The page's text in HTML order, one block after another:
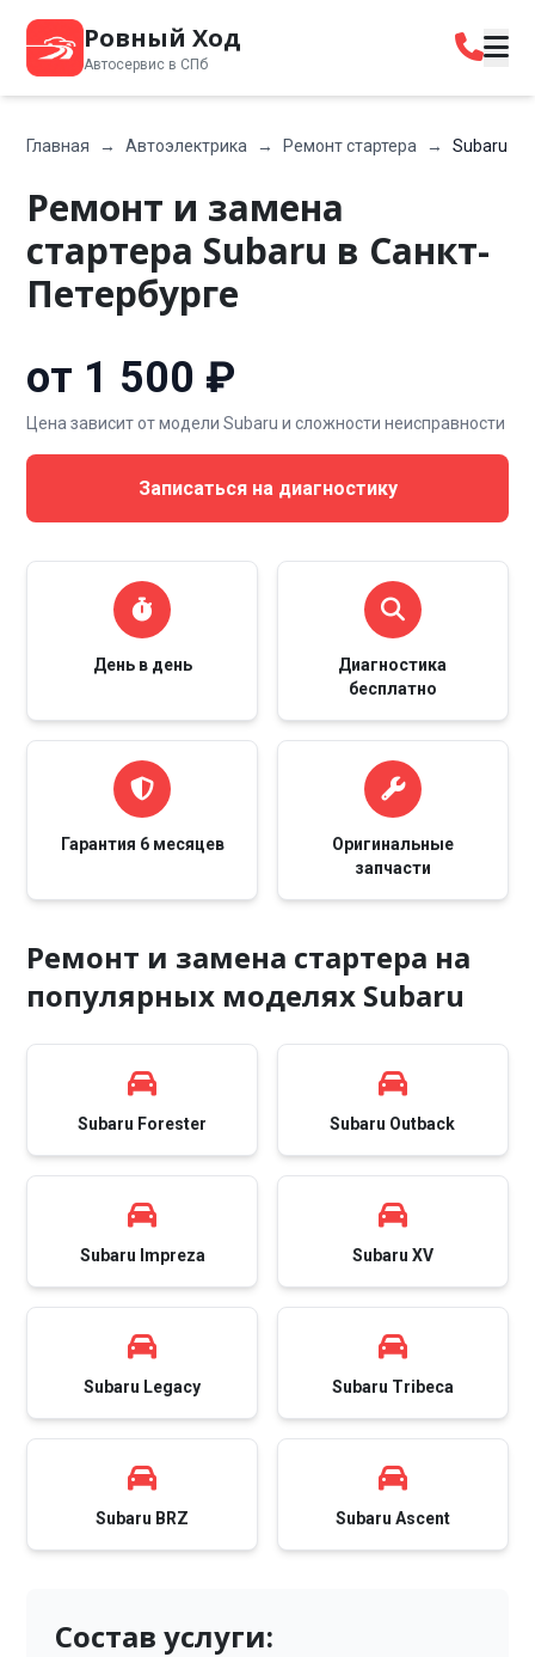
Ровный Ход
Автосервис в СПб
Главная → Автоэлектрика → Ремонт стартера → Subaru
Ремонт и замена
стартера Subaru в Санкт-
Петербурге
от 1 500 ₽
Цена зависит от модели Subaru и сложности неисправности
Записаться на диагностику
День в день
Диагностика
бесплатно
Гарантия 6 месяцев
Оригинальные
запчасти
Ремонт и замена стартера на
популярных моделях Subaru
Subaru Forester Subaru Outback
Subaru Impreza Subaru XV
Subaru Legacy Subaru Tribeca
Subaru BRZ Subaru Ascent
Состав услуги: